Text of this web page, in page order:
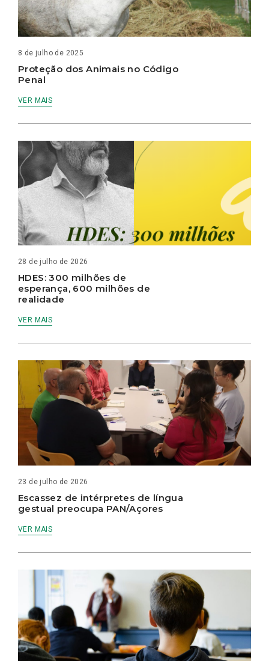
8 de julho de 2025
Proteção dos Animais no Código
Penal
VER MAIS
28 de julho de 2026
HDES: 300 milhões de
esperança, 600 milhões de
realidade
VER MAIS
23 de julho de 2026
Escassez de intérpretes de língua
gestual preocupa PAN/Açores
VER MAIS